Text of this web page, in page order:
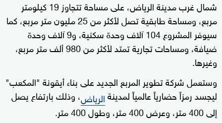
شمال غرب مدينة الرياض، على مساحة تتجاوز 19 كيلومتر
مربع، ومساحة طابقية تصل لأكثر من 25 مليون متر مربع، كما
سيوفر المشروع 104 آلاف وحدة سكنية، و9 آلاف وحدة
ضيافة، ومساحات تجارية تمتد لأكثر من 980 ألف متر مربع،
وغيرها.
وستعمل شركة تطوير المربع الجديد على بناء أيقونة "المكعب"
ليجسد رمزاً حضارياً عالمياً لمدينةالرياض، وذلك بارتفاع يصل
إلى 400 متر، وعرض 400 متر، وطول 400 متر.